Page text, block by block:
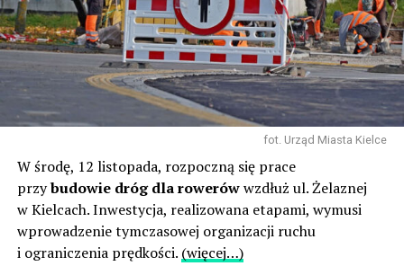
fot. Urząd Miasta Kielce
W środę, 12 listopada, rozpoczną się prace
przybudowie dróg dla rowerówwzdłuż ul. Żelaznej
w Kielcach. Inwestycja, realizowana etapami, wymusi
wprowadzenie tymczasowej organizacji ruchu
i ograniczenia prędkości. (więcej…)